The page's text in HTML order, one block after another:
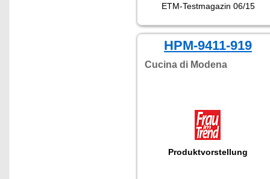
ETM-Testmagazin 06/15
HPM-9411-919
Cucina di Modena
Produktvorstellung